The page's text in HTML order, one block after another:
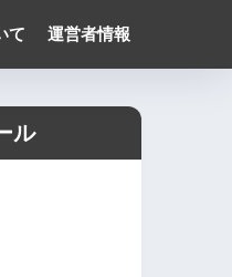
て 運営者情報
ル